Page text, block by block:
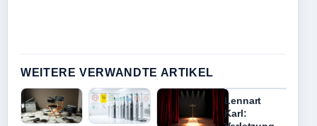
WEITERE VERWANDTE ARTIKEL
Lennart
Karl: